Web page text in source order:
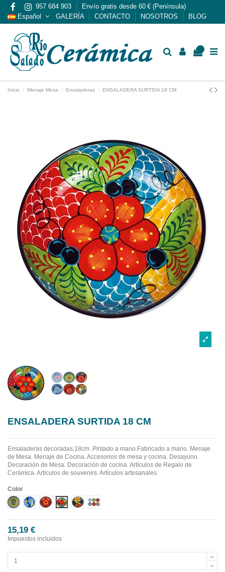
957 684 903
Envío gratis desde 60 € (Península)
Español
GALERÍA CONTACTO NOSOTROS BLOG
Inicio Menaje Mesa Ensaladeras ENSALADERA SURTIDA 18 CM
ENSALADERA SURTIDA 18 CM
Ensaladeras decoradas,18cm .Pintado a mano.Fabricado a mano. Menaje
de Mesa. Menaje de Cocina. Accesorios de mesa y cocina. Desayuno.
Decoración de Mesa. Decoración de cocina. Artículos de Regalo de
Cerámica. Artículos de souvenirs. Artículos artesanales.
Color
Diseño 1Diseño 2Diseño 3Diseño 4Diseño 5Diseño 6
15,19 €
Impuestos incluidos